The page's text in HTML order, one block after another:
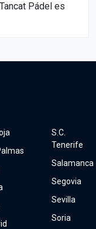
Pádel es
S.C.
Tenerife
Salamanca
Segovia
Sevilla
Soria